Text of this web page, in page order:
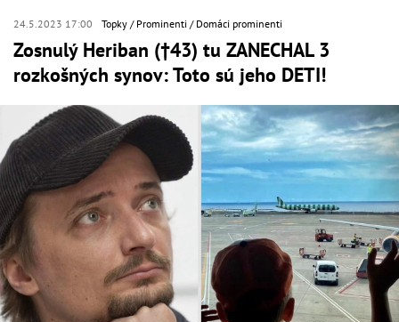
24.5.2023 17:00 Topky Prominenti Domáci prominenti
Zosnulý Heriban (†43) tu ZANECHAL 3
rozkošných synov: Toto sú jeho DETI!